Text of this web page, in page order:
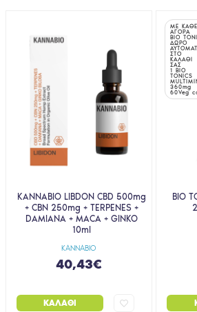
KANNABIO
KANNABIO LIBDON CBD 500mg
+ CBN 250mg + TERPENES +
DAMIANA + MACA + GINKO
10ml
40,43€
ΚΑΛΆΘΙ
ΜΕ ΚΑΘΕ
ΑΓΟΡΑ
BIO
ΔΩΡΟ
ΣΤΟ
ΚΑΛΑΘΙ
ΣΑΣ
1 BIO
TONICS
360mg
60Veg
BIO